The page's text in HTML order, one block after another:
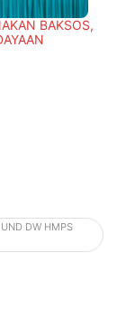
BAKSOS,
UND DW HMPS